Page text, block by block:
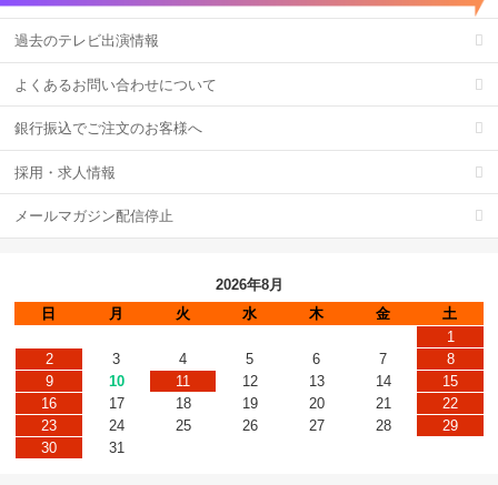
過去のテレビ出演情報
よくあるお問い合わせについて
銀行振込でご注文のお客様へ
採用・求人情報
メールマガジン配信停止
2026年8月
日
月 火 水 木 金
土
1
2
3 4 5 6 7
8
9
10 11 12 13 14
15
16
17 18 19 20 21
22
23
24 25 26 27 28
29
30
31